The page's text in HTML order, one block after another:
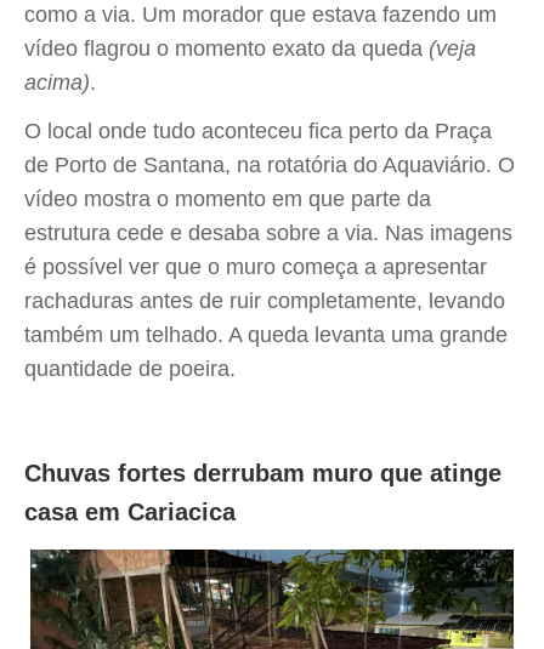
como a via. Um morador que estava fazendo um
vídeo flagrou o momento exato da queda (veja
acima).
O local onde tudo aconteceu fica perto da Praça
de Porto de Santana, na rotatória do Aquaviário. O
vídeo mostra o momento em que parte da
estrutura cede e desaba sobre a via. Nas imagens
é possível ver que o muro começa a apresentar
rachaduras antes de ruir completamente, levando
também um telhado. A queda levanta uma grande
quantidade de poeira.
Chuvas fortes derrubam muro que atinge
casa em Cariacica